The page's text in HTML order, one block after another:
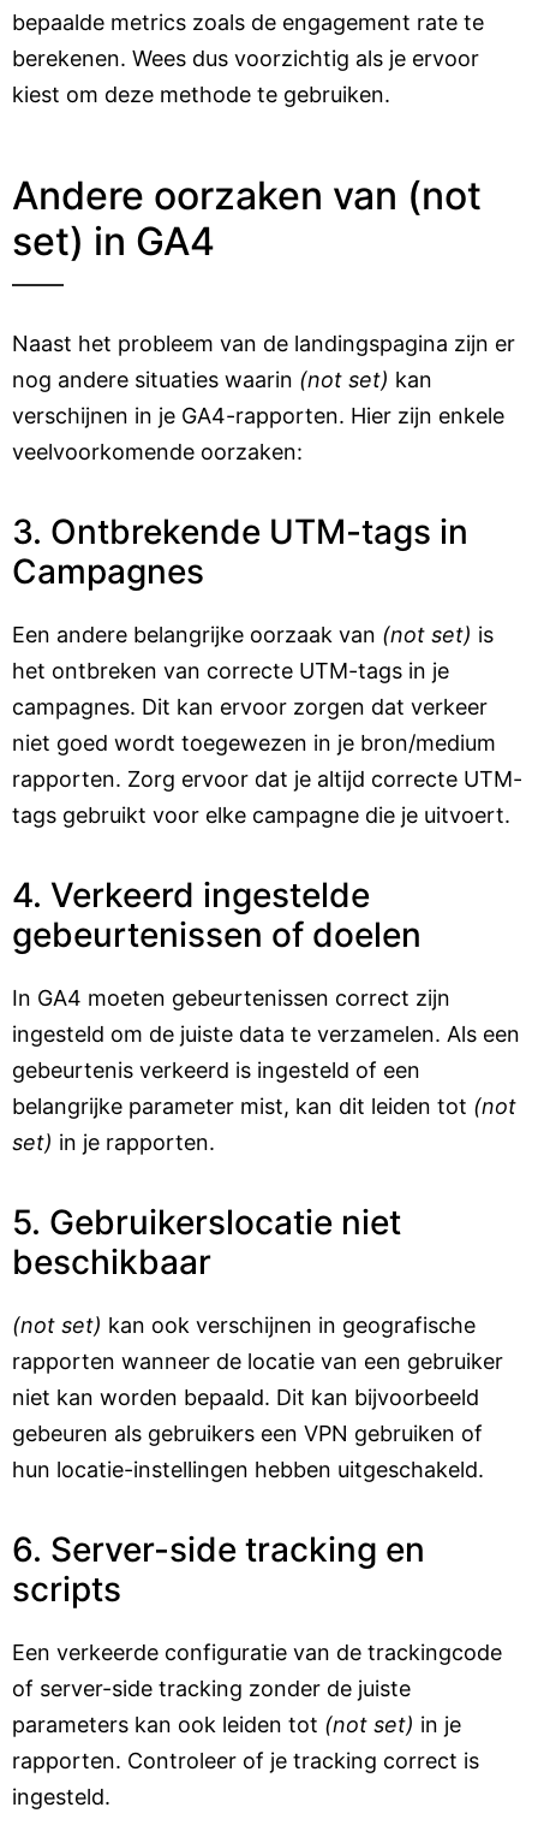
bepaalde metrics zoals de engagement rate te
berekenen. Wees dus voorzichtig als je ervoor
kiest om deze methode te gebruiken.
Andere oorzaken van (not
set) in GA4
Naast het probleem van de landingspagina zijn er
nog andere situaties waarin (not set) kan
verschijnen in je GA4-rapporten. Hier zijn enkele
veelvoorkomende oorzaken:
3. Ontbrekende UTM-tags in
Campagnes
Een andere belangrijke oorzaak van (not set) is
het ontbreken van correcte UTM-tags in je
campagnes. Dit kan ervoor zorgen dat verkeer
niet goed wordt toegewezen in je bron/medium
rapporten. Zorg ervoor dat je altijd correcte UTM-
tags gebruikt voor elke campagne die je uitvoert.
4. Verkeerd ingestelde
gebeurtenissen of doelen
In GA4 moeten gebeurtenissen correct zijn
ingesteld om de juiste data te verzamelen. Als een
gebeurtenis verkeerd is ingesteld of een
belangrijke parameter mist, kan dit leiden tot (not
set) in je rapporten.
5. Gebruikerslocatie niet
beschikbaar
(not set) kan ook verschijnen in geografische
rapporten wanneer de locatie van een gebruiker
niet kan worden bepaald. Dit kan bijvoorbeeld
gebeuren als gebruikers een VPN gebruiken of
hun locatie-instellingen hebben uitgeschakeld.
6. Server-side tracking en
scripts
Een verkeerde configuratie van de trackingcode
of server-side tracking zonder de juiste
parameters kan ook leiden tot (not set) in je
rapporten. Controleer of je tracking correct is
ingesteld.